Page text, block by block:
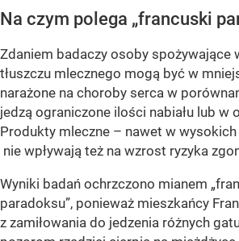
Na czym polega „francuski
Zdaniem badaczy osoby spożywające
tłuszczu mlecznego mogą być w
narażone na choroby serca w
jedzą ograniczone ilości nabiału lub w
Produkty mleczne – nawet w
nie wpływają też na wzrost ryzyka
Wyniki badań ochrzczono mianem
paradoksu”, ponieważ mieszkańcy
z zamiłowania do jedzenia różnych